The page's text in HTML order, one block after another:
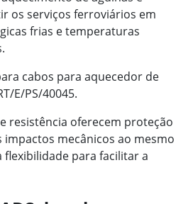
os serviços ferroviários em
frias e temperaturas
cabos para aquecedor de
E/PS/40045.
resistência oferecem proteção
impactos mecânicos ao mesmo
para facilitar a